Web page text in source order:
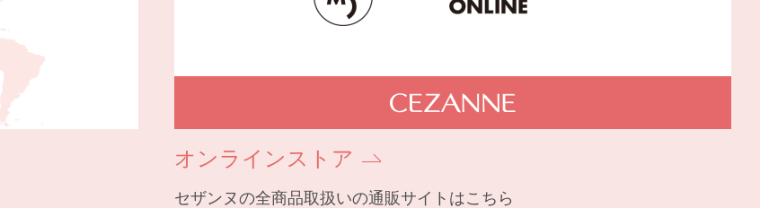
オンラインストア
セザンヌの全商品取扱いの通販サイトはこちら